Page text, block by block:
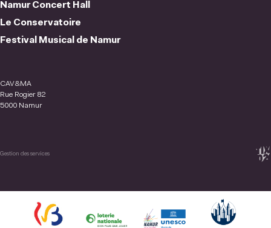
Namur Concert Hall
Le Conservatoire
Festival Musical de Namur
CAV&MA
Rue Rogier 82
5000 Namur
Gestion des services